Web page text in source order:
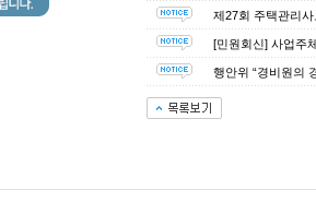
제27회 주택관리
[민원회신] 사업주
행안위 “경비원의